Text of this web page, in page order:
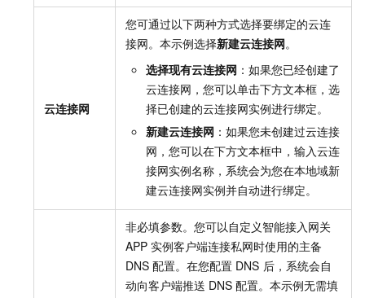
云连接网
您可通过以下两种方式选择要绑定的云连
接网。本示例选择新建云连接网。
选择现有云连接网 ：如果您已经创建了
云连接网，您可以单击下方文本框，选
择已创建的云连接网实例进行绑定。
新建云连接网 ：如果您未创建过云连接
网，您可以在下方文本框中，输入云连
接网实例名称，系统会为您在本地域新
建云连接网实例并自动进行绑定。
非必填参数。您可以自定义智能接入网关
APP 实例客户端连接私网时使用的主备
DNS 配置。在您配置 DNS 后，系统会自
动向客户端推送 DNS 配置。本示例无需填